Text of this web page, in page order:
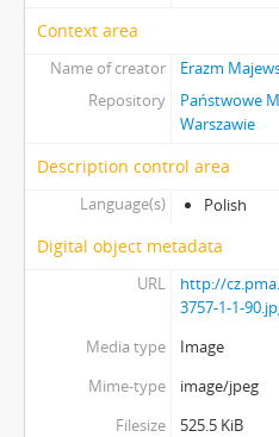
Context area
Name of creator
Erazm
Repository
Państwowe
Warszawie
Description control area
Language(s) Polish
Digital object metadata
URL
http://
3757-1-1-
Media type
Image
Mime-type
image/jpeg
Filesize
525.5 KiB